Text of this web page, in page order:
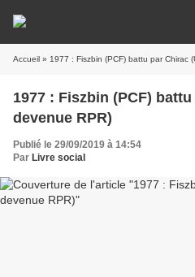
Accueil » 1977 : Fiszbin (PCF) battu par Chirac
1977 : Fiszbin (PCF)
devenue RPR)
Publié le 29/09/2019 à 14:54
Par Livre social